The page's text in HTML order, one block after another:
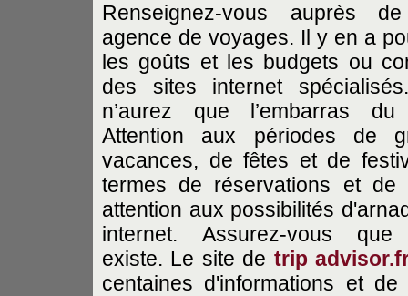
Renseignez-vous auprès
agence de voyages. Il y en a
les goûts et les budgets ou
des sites internet
n’aurez que l’embarras du
Attention aux périodes de
vacances, de fêtes et de
termes de réservations et de
attention aux possibilités
internet. Assurez-vous que
existe. Le site de trip
centaines d'informations et